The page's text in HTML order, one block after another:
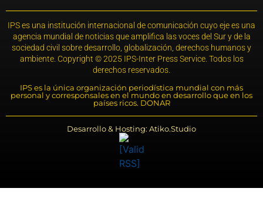
IPS es una institución internacional de comunicación cuyo eje es una
agencia mundial de noticias que amplifica las voces del Sur y de la
sociedad civil sobre desarrollo, globalización, derechos humanos y
ambiente. Copyright © 2025 IPS-Inter Press Service. Todos los
derechos reservados.
IPS es la única organización periodística mundial con más
personal y corresponsales en el mundo en desarrollo que en los
países ricos. DONAR
Desarrollo & Hosting: Atiko.Studio